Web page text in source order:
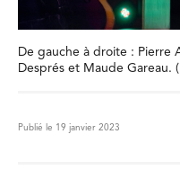
De gauche à droite : Pierre
Després et Maude Gareau.
Publié le 19 janvier 2023